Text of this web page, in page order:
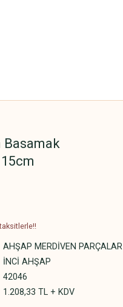
Basamak
AHŞAP MERDİVEN PARÇALARI
İNCİ AHŞAP
42046
1.208,33 TL + KDV